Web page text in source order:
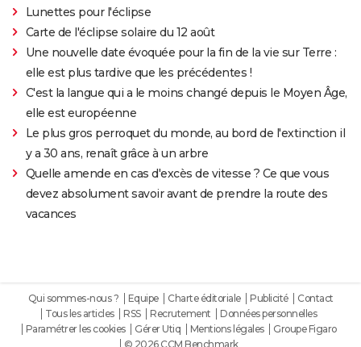
Lunettes pour l'éclipse
Carte de l'éclipse solaire du 12 août
Une nouvelle date évoquée pour la fin de la vie sur Terre :
elle est plus tardive que les précédentes !
C'est la langue qui a le moins changé depuis le Moyen Âge,
elle est européenne
Le plus gros perroquet du monde, au bord de l'extinction il
y a 30 ans, renaît grâce à un arbre
Quelle amende en cas d'excès de vitesse ? Ce que vous
devez absolument savoir avant de prendre la route des
vacances
Qui sommes-nous ? Equipe Charte éditoriale Publicité
Contact
Tous les articles
RSS Recrutement
Données personnelles
Paramétrer les cookies
Gérer Utiq Mentions légales
Groupe Figaro
© 2026 CCM Benchmark